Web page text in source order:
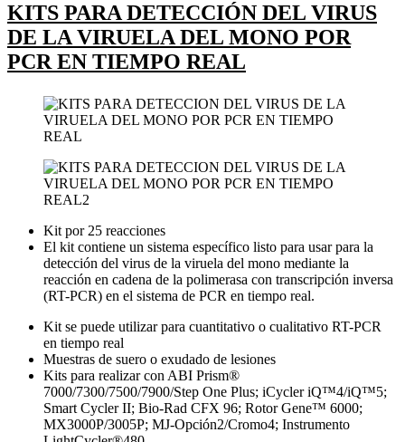
KITS PARA DETECCIÓN DEL VIRUS
DE LA VIRUELA DEL MONO POR
PCR EN TIEMPO REAL
Kit por 25 reacciones
El kit contiene un sistema específico listo para usar para la
detección del virus de la viruela del mono mediante la
reacción en cadena de la polimerasa con transcripción inversa
(RT-PCR) en el sistema de PCR en tiempo real.
Kit se puede utilizar para cuantitativo o cualitativo RT-PCR
en tiempo real
Muestras de suero o exudado de lesiones
Kits para realizar con ABI Prism®
7000/7300/7500/7900/Step One Plus; iCycler iQ™4/iQ™5;
Smart Cycler II; Bio-Rad CFX 96; Rotor Gene™ 6000;
MX3000P/3005P; MJ-Opción2/Cromo4; Instrumento